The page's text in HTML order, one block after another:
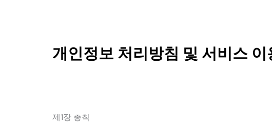
개인정보 처리방침 및 서비스
제1장 총칙